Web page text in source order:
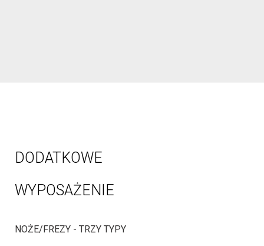
DODATKOWE
WYPOSAŻENIE
NOŻE/FREZY - TRZY TYPY